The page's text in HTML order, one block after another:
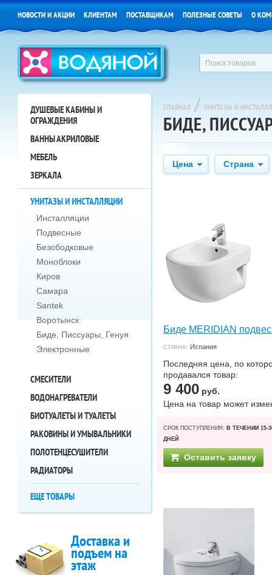
НОВОСТИ И АКЦИИ КЛИЕНТАМ ПОСТАВЩИКАМ ПОЛЕЗНЫЕ СОВЕТЫ О
ДУШЕВЫЕ КАБИНЫ И
ОГРАЖДЕНИЯ
ВАННЫ АКРИЛОВЫЕ
МЕБЕЛЬ
ЗЕРКАЛА
УНИТАЗЫ И ИНСТАЛЛЯЦИИ
Инсталляции
Подвесные
Безободковые
Моноблоки
Киров
Самара
Santek
Воротынск
Биде, Писсуары, Генуя
Электронные
СМЕСИТЕЛИ
ВОДОНАГРЕВАТЕЛИ
БИОТУАЛЕТЫ И ТУАЛЕТЫ
РАКОВИНЫ И УМЫВАЛЬНИКИ
ПОЛОТЕНЦЕСУШИТЕЛИ
РАДИАТОРЫ
ЕЩЕ ТОВАРЫ
Доставка и
подъем на
этаж
ГЛАВНАЯ / УНИТАЗЫ И
БИДЕ,
Цена Страна
Биде MERIDIAN
СТРАНА: Испания
Последняя цена, по
продавался товар:
9 400 руб.
Цена на товар может
СРОК ПОСТУПЛЕНИЯ: В ТЕЧЕНИИ 15-
ДНЕЙ
Оставить заявку